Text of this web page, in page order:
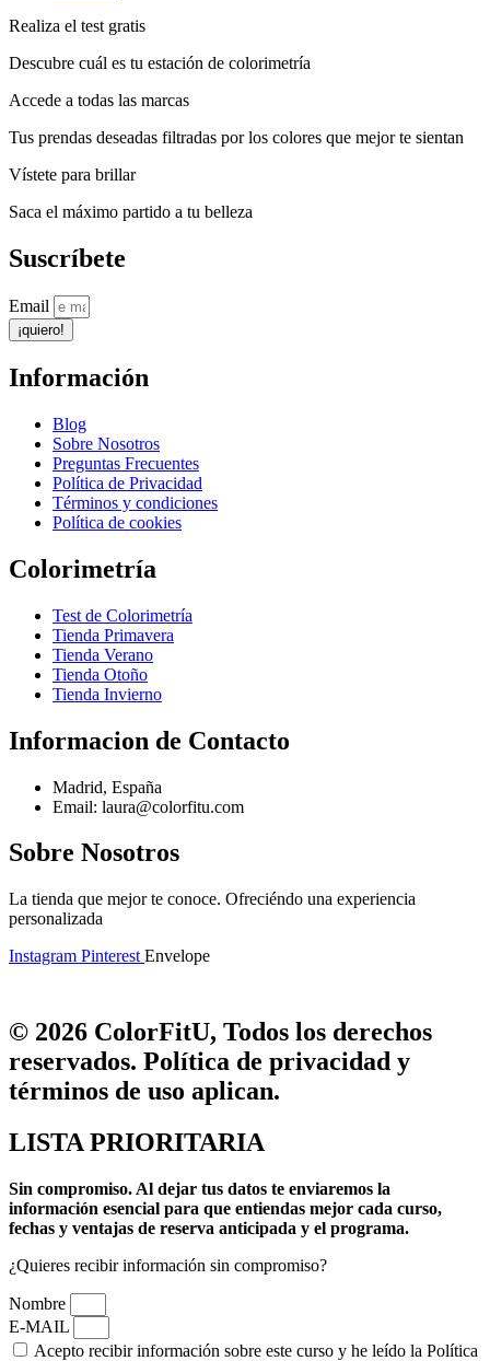
Realiza el test gratis
Descubre cuál es tu estación de colorimetría
Accede a todas las marcas
Tus prendas deseadas filtradas por los colores que mejor te sientan
Vístete para brillar
Saca el máximo partido a tu belleza
Suscríbete
Email
¡quiero!
Información
Blog
Sobre Nosotros
Preguntas Frecuentes
Política de Privacidad
Términos y condiciones
Política de cookies
Colorimetría
Test de Colorimetría
Tienda Primavera
Tienda Verano
Tienda Otoño
Tienda Invierno
Informacion de Contacto
Madrid, España
Email: laura@colorfitu.com
Sobre Nosotros
La tienda que mejor te conoce. Ofreciéndo una experiencia
personalizada
Instagram Pinterest Envelope
© 2026 ColorFitU, Todos los derechos
reservados. Política de privacidad y
términos de uso aplican.
LISTA PRIORITARIA
Sin compromiso. Al dejar tus datos te enviaremos la
información esencial para que entiendas mejor cada curso,
fechas y ventajas de reserva anticipada y el programa.
¿Quieres recibir información sin compromiso?
Nombre
E-MAIL
Acepto recibir información sobre este curso y he leído la Política